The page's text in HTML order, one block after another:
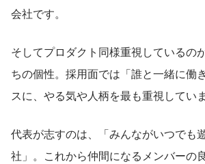
会社です。
そしてプロダクト同様重視しているの
ちの個性。採用面では「誰と一緒に働
スに、やる気や人柄を最も重視していま
代表が志すのは、「みんながいつでも
社」。これから仲間になるメンバーの